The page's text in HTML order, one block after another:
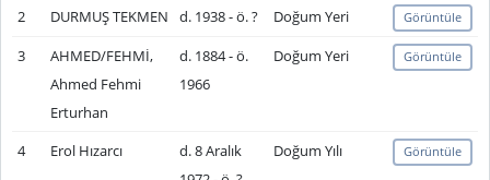
2 DURMUŞ TEKMEN d. 1938 - ö. ? Doğum Yeri Görüntüle
3
AHMED/FEHMİ,
Ahmed Fehmi
Erturhan
d. 1884 - ö.
1966
Doğum Yeri Görüntüle
4 Erol Hızarcı
d. 8 Aralık
Doğum Yılı Görüntüle